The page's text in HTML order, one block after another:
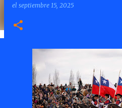
el septiembre 15, 2025